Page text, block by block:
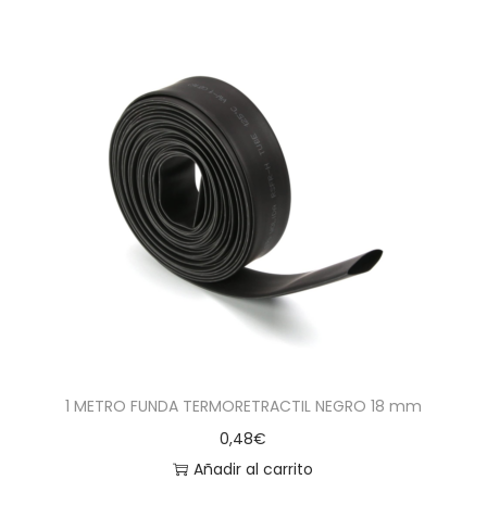
1 METRO FUNDA TERMORETRACTIL NEGRO 18 mm
0,48€
Añadir al carrito